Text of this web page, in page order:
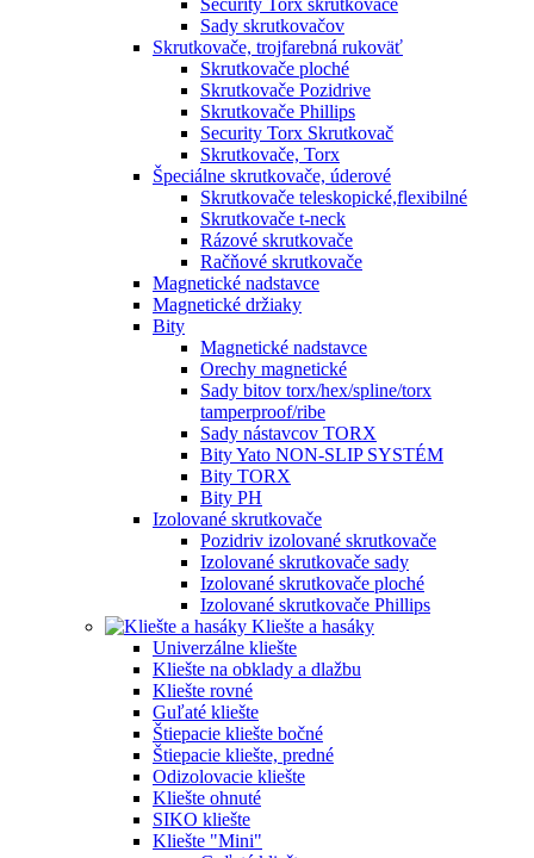
Sady skrutkovačov
Skrutkovače, trojfarebná rukoväť
Skrutkovače ploché
Skrutkovače Pozidrive
Skrutkovače Phillips
Security Torx Skrutkovač
Skrutkovače, Torx
Špeciálne skrutkovače, úderové
Skrutkovače teleskopické,flexibilné
Skrutkovače t-neck
Rázové skrutkovače
Račňové skrutkovače
Magnetické nadstavce
Magnetické držiaky
Bity
Magnetické nadstavce
Orechy magnetické
Sady bitov torx/hex/spline/torx
tamperproof/ribe
Sady nástavcov TORX
Bity Yato NON-SLIP SYSTÉM
Bity TORX
Bity PH
Izolované skrutkovače
Pozidriv izolované skrutkovače
Izolované skrutkovače sady
Izolované skrutkovače ploché
Izolované skrutkovače Phillips
Kliešte a hasáky
Univerzálne kliešte
Kliešte na obklady a dlažbu
Kliešte rovné
Guľaté kliešte
Štiepacie kliešte bočné
Štiepacie kliešte, predné
Odizolovacie kliešte
Kliešte ohnuté
SIKO kliešte
Kliešte "Mini"